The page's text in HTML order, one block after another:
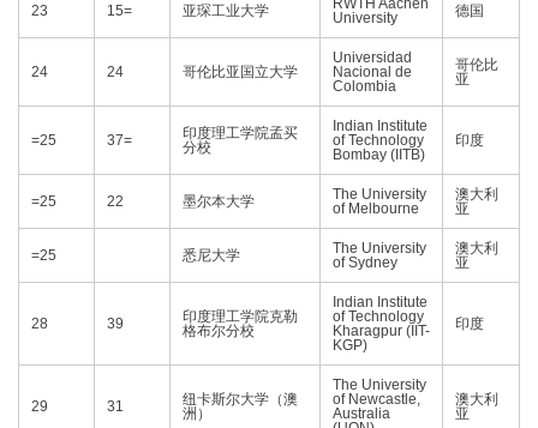
23 15= 亚琛工业大学
RWTH Aachen
University
德国
24 24 哥伦比亚国立大学
Universidad
Nacional de
Colombia
哥伦比
亚
=25 37=
印度理工学院孟买
分校
Indian Institute
of Technology
Bombay (IITB)
印度
=25 22 墨尔本大学
The University
of Melbourne
澳大利
亚
=25 悉尼大学
The University
of Sydney
澳大利
亚
28 39
印度理工学院克勒
格布尔分校
Indian Institute
of Technology
Kharagpur (IIT-
KGP)
印度
29 31
纽卡斯尔大学（澳
洲）
The University
of Newcastle,
Australia
澳大利
亚